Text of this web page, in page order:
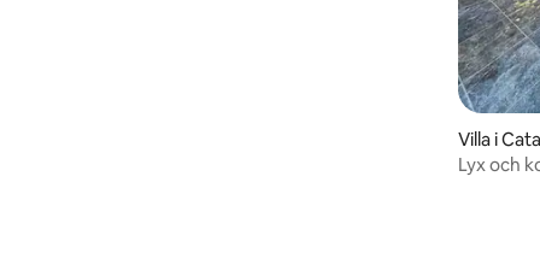
Villa i
Lyx och